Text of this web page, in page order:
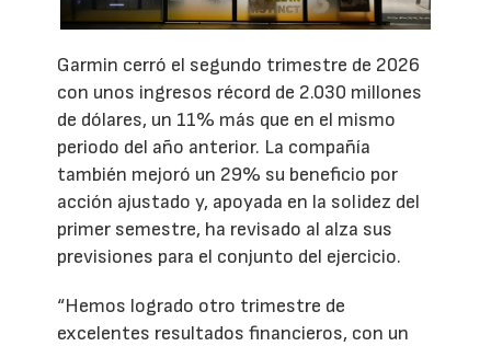
Garmin cerró el segundo trimestre de 2026
con unos ingresos récord de 2.030 millones
de dólares, un 11% más que en el mismo
periodo del año anterior. La compañía
también mejoró un 29% su beneficio por
acción ajustado y, apoyada en la solidez del
primer semestre, ha revisado al alza sus
previsiones para el conjunto del ejercicio.
“Hemos logrado otro trimestre de
excelentes resultados financieros, con un